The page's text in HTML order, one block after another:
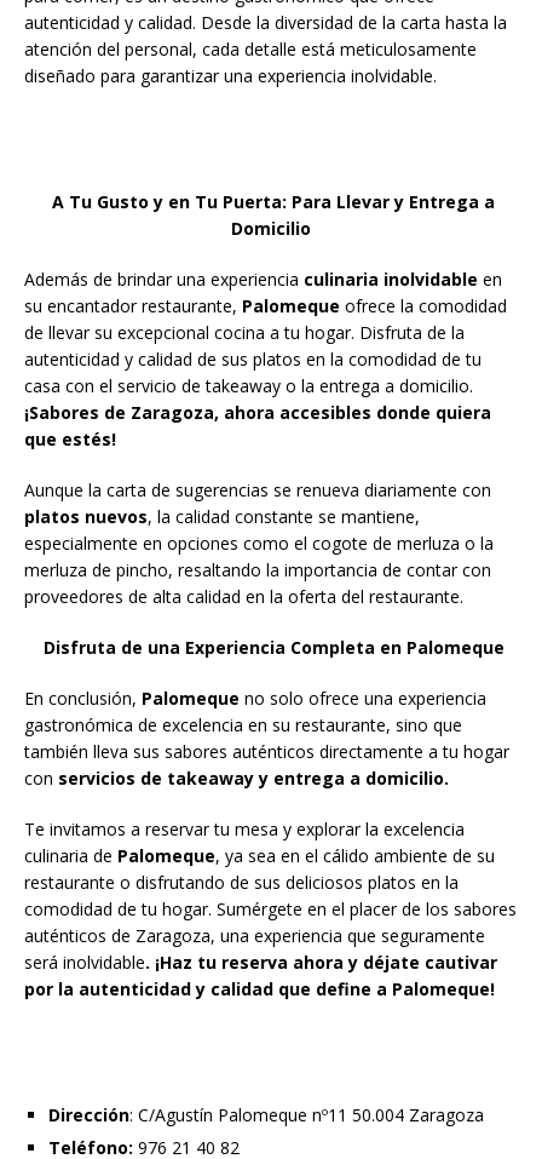
autenticidad y calidad. Desde la diversidad de la carta hasta la
atención del personal, cada detalle está meticulosamente
diseñado para garantizar una experiencia inolvidable.
A Tu Gusto y en Tu Puerta: Para Llevar y Entrega a
Domicilio
Además de brindar una experiencia culinaria inolvidable en
su encantador restaurante, Palomeque ofrece la comodidad
de llevar su excepcional cocina a tu hogar. Disfruta de la
autenticidad y calidad de sus platos en la comodidad de tu
casa con el servicio de takeaway o la entrega a domicilio.
¡Sabores de Zaragoza, ahora accesibles donde quiera
que estés!
Aunque la carta de sugerencias se renueva diariamente con
platos nuevos, la calidad constante se mantiene,
especialmente en opciones como el cogote de merluza o la
merluza de pincho, resaltando la importancia de contar con
proveedores de alta calidad en la oferta del restaurante.
Disfruta de una Experiencia Completa en Palomeque
En conclusión, Palomeque no solo ofrece una experiencia
gastronómica de excelencia en su restaurante, sino que
también lleva sus sabores auténticos directamente a tu hogar
con servicios de takeaway y entrega a domicilio.
Te invitamos a reservar tu mesa y explorar la excelencia
culinaria de Palomeque, ya sea en el cálido ambiente de su
restaurante o disfrutando de sus deliciosos platos en la
comodidad de tu hogar. Sumérgete en el placer de los sabores
auténticos de Zaragoza, una experiencia que seguramente
será inolvidable. ¡Haz tu reserva ahora y déjate cautivar
por la autenticidad y calidad que define a Palomeque!
Dirección: C/Agustín Palomeque nº11 50.004 Zaragoza
Teléfono: 976 21 40 82